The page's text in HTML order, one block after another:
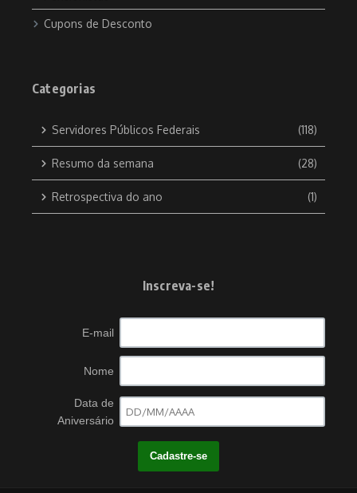
Cupons de Desconto
Categorias
Servidores Públicos Federais (118)
Resumo da semana (28)
Retrospectiva do ano (1)
Inscreva-se!
E-mail
Nome
Data de
Aniversário